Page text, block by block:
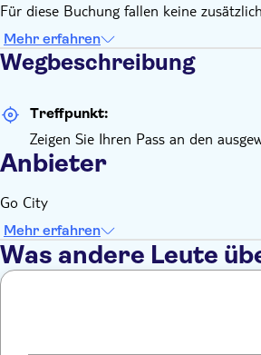
Für diese Buchung fallen keine
Mehr erfahren
Wegbeschreibung
Treffpunkt:
Zeigen Sie Ihren Pass an den
Anbieter
Go City
Mehr erfahren
Was andere Leute